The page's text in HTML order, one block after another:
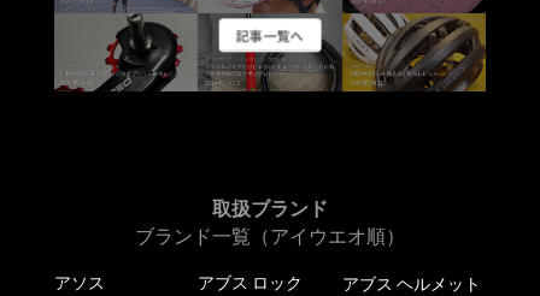
記事一覧へ
取扱ブランド
ブランド一覧（アイウエオ順）
アソス アブス ロック アブス ヘルメット